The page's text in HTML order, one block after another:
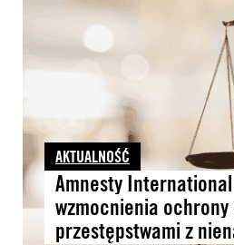
AKTUALNOŚĆ
Amnesty
wzmocnienia ochrony
przestępstwami z